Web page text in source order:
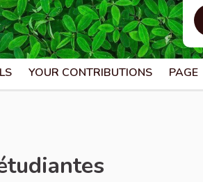
YOUR CONTRIBUTIONS PAGE